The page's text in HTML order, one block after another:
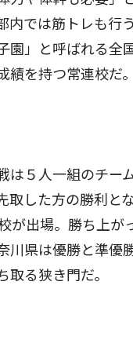
内では筋トレも行
園」と呼ばれる全
績を持つ常連校だ。
は５人一組のチー
取した方の勝利と
が出場。勝ち上が
川県は優勝と準優
取る狭き門だ。